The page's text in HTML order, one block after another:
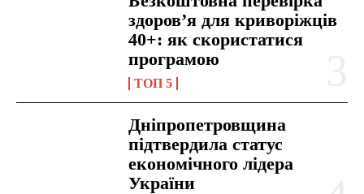
здоров’я для криворіжців
40+: як скористатися
програмою
ТОП 5
Дніпропетровщина
підтвердила статус
економічного лідера
України